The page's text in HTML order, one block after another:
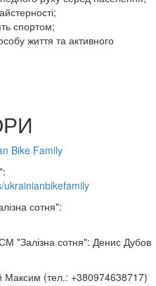
спортом;
життя та активного
Bike Family
ukrainianbikefamily
сотня":
"Залізна сотня": Денис Дубов
Максим (тел.: +380974638717)